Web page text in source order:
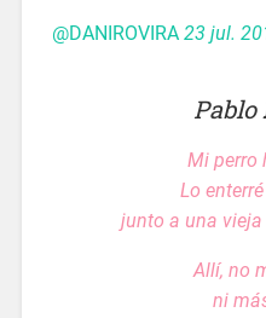
@DANIROVIRA 23 jul.
Pablo
Mi perro
Lo
junto a una
Allí, no
ni